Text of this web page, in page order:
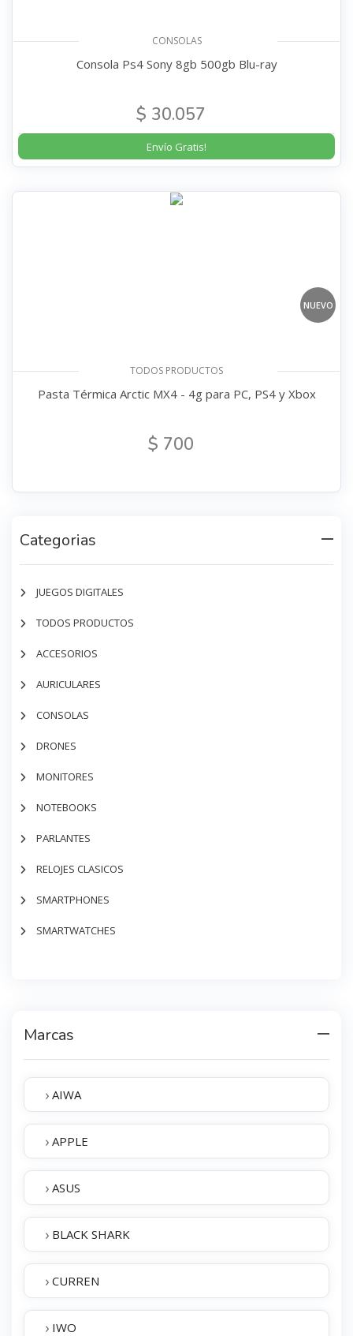
CONSOLAS
Consola Ps4 Sony 8gb 500gb Blu-ray
$ 30.057
Envío Gratis!
NUEVO
TODOS PRODUCTOS
Pasta Térmica Arctic MX4 - 4g para PC, PS4 y Xbox
$ 700
Categorias
JUEGOS DIGITALES
TODOS PRODUCTOS
ACCESORIOS
AURICULARES
CONSOLAS
DRONES
MONITORES
NOTEBOOKS
PARLANTES
RELOJES CLASICOS
SMARTPHONES
SMARTWATCHES
Marcas
› AIWA
› APPLE
› ASUS
› BLACK SHARK
› CURREN
› IWO